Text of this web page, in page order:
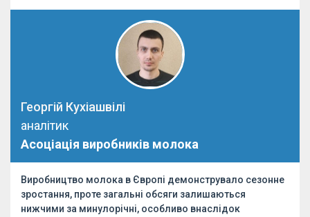
Георгій Кухіашвілі
аналітик
Асоціація виробників молока
Виробництво молока в Європі демонструвало сезонне
зростання, проте загальні обсяги залишаються
нижчими за минулорічні, особливо внаслідок